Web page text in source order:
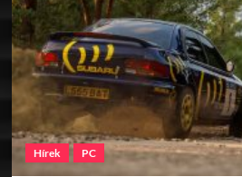
Hírek PC